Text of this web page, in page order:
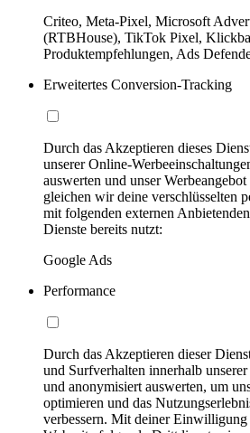
Criteo, Meta-Pixel, Microsoft
(RTBHouse), TikTok Pixel,
Produktempfehlungen, Ads
Erweitertes Conversion-Tracking
Durch das Akzeptieren dieses
unserer Online-
auswerten und unser
gleichen wir deine verschlüsselten
mit folgenden externen
Dienste bereits nutzt:
Google Ads
Performance
Durch das Akzeptieren dieser
und Surfverhalten innerhalb
und anonymisiert auswerten, um
optimieren und das
verbessern. Mit deiner Einwilligung